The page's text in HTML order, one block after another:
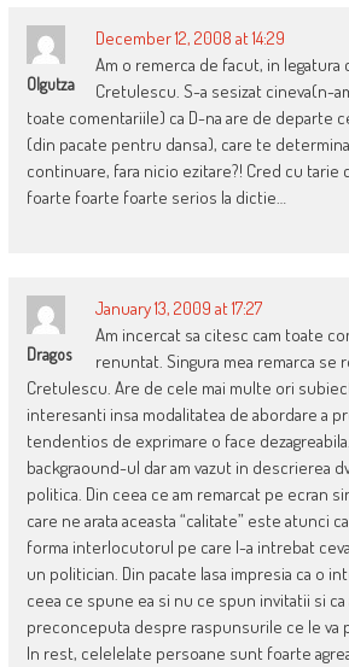
Olgutza
December 12, 2008 at 14:29
Am o remerca de facut, in legatura
Cretulescu. S-a sesizat cineva(n-
toate comentariile) ca D-na are de departe
(din pacate pentru dansa), care te
continuare, fara nicio ezitare?! Cred cu tarie
foarte foarte foarte serios la dictie…
Dragos
January 13, 2009 at 17:27
Am incercat sa citesc cam toate
renuntat. Singura mea remarca se
Cretulescu. Are de cele mai multe ori
interesanti insa modalitatea de abordare a
tendentios de exprimare o face
backgraound-ul dar am vazut in descrierea
politica. Din ceea ce am remarcat pe ecran
care ne arata aceasta “calitate” este atunci
forma interlocutorul pe care l-a intrebat
un politician. Din pacate lasa impresia ca o
ceea ce spune ea si nu ce spun invitatii si
preconceputa despre raspunsurile ce le va
In rest, celelelate persoane sunt foarte